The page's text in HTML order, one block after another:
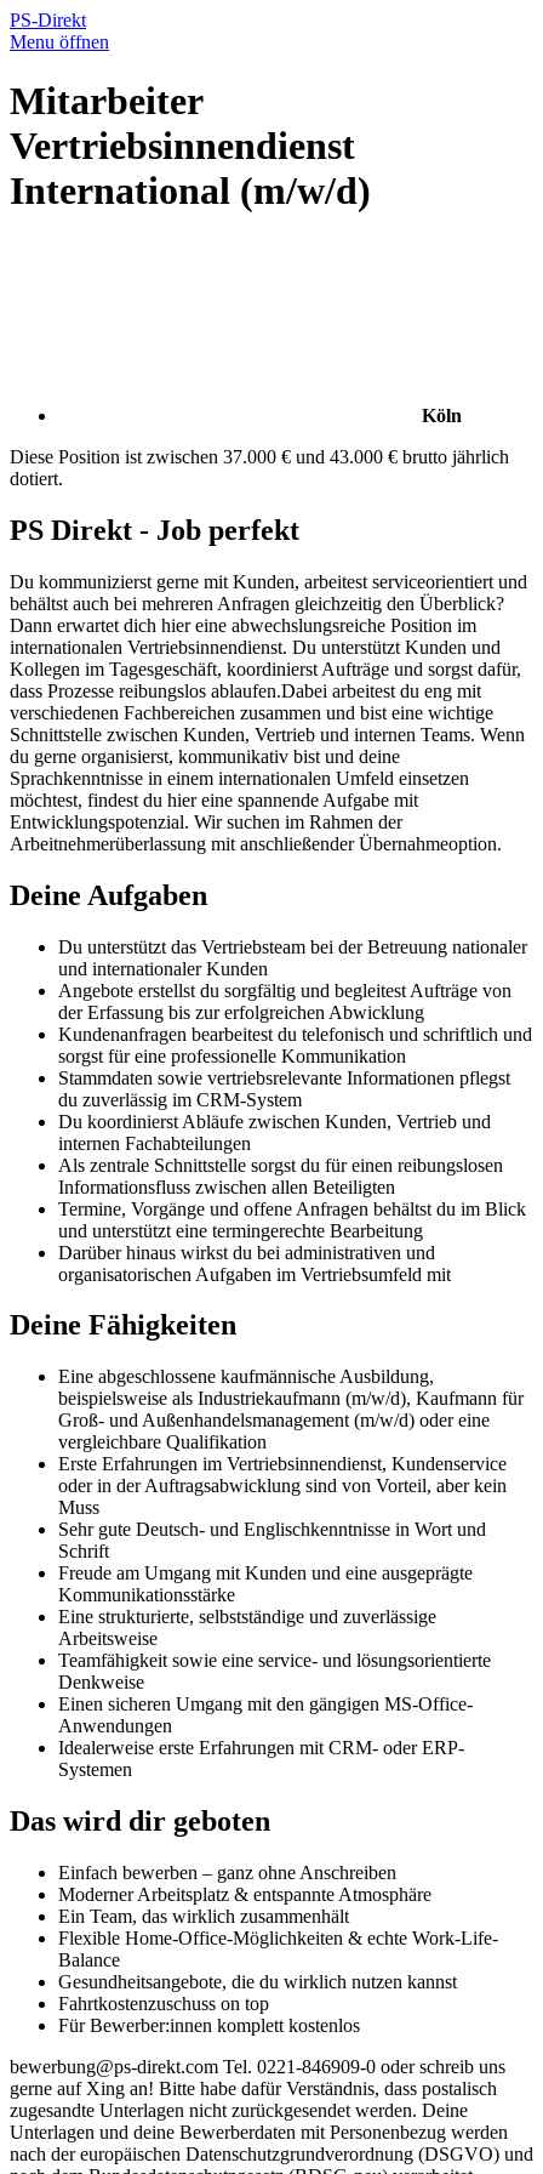
PS-Direkt
Menu öffnen
Mitarbeiter
Vertriebsinnendienst
International (m/w/d)
Köln
Diese Position ist zwischen 37.000 € und 43.000 € brutto jährlich
dotiert.
PS Direkt - Job perfekt
Du kommunizierst gerne mit Kunden, arbeitest serviceorientiert und
behältst auch bei mehreren Anfragen gleichzeitig den Überblick?
Dann erwartet dich hier eine abwechslungsreiche Position im
internationalen Vertriebsinnendienst. Du unterstützt Kunden und
Kollegen im Tagesgeschäft, koordinierst Aufträge und sorgst dafür,
dass Prozesse reibungslos ablaufen.Dabei arbeitest du eng mit
verschiedenen Fachbereichen zusammen und bist eine wichtige
Schnittstelle zwischen Kunden, Vertrieb und internen Teams. Wenn
du gerne organisierst, kommunikativ bist und deine
Sprachkenntnisse in einem internationalen Umfeld einsetzen
möchtest, findest du hier eine spannende Aufgabe mit
Entwicklungspotenzial. Wir suchen im Rahmen der
Arbeitnehmerüberlassung mit anschließender Übernahmeoption.
Deine Aufgaben
Du unterstützt das Vertriebsteam bei der Betreuung nationaler
und internationaler Kunden
Angebote erstellst du sorgfältig und begleitest Aufträge von
der Erfassung bis zur erfolgreichen Abwicklung
Kundenanfragen bearbeitest du telefonisch und schriftlich und
sorgst für eine professionelle Kommunikation
Stammdaten sowie vertriebsrelevante Informationen pflegst
du zuverlässig im CRM-System
Du koordinierst Abläufe zwischen Kunden, Vertrieb und
internen Fachabteilungen
Als zentrale Schnittstelle sorgst du für einen reibungslosen
Informationsfluss zwischen allen Beteiligten
Termine, Vorgänge und offene Anfragen behältst du im Blick
und unterstützt eine termingerechte Bearbeitung
Darüber hinaus wirkst du bei administrativen und
organisatorischen Aufgaben im Vertriebsumfeld mit
Deine Fähigkeiten
Eine abgeschlossene kaufmännische Ausbildung,
beispielsweise als Industriekaufmann (m/w/d), Kaufmann für
Groß- und Außenhandelsmanagement (m/w/d) oder eine
vergleichbare Qualifikation
Erste Erfahrungen im Vertriebsinnendienst, Kundenservice
oder in der Auftragsabwicklung sind von Vorteil, aber kein
Muss
Sehr gute Deutsch- und Englischkenntnisse in Wort und
Schrift
Freude am Umgang mit Kunden und eine ausgeprägte
Kommunikationsstärke
Eine strukturierte, selbstständige und zuverlässige
Arbeitsweise
Teamfähigkeit sowie eine service- und lösungsorientierte
Denkweise
Einen sicheren Umgang mit den gängigen MS-Office-
Anwendungen
Idealerweise erste Erfahrungen mit CRM- oder ERP-
Systemen
Das wird dir geboten
Einfach bewerben – ganz ohne Anschreiben
Moderner Arbeitsplatz & entspannte Atmosphäre
Ein Team, das wirklich zusammenhält
Flexible Home-Office-Möglichkeiten & echte Work-Life-
Balance
Gesundheitsangebote, die du wirklich nutzen kannst
Fahrtkostenzuschuss on top
Für Bewerber:innen komplett kostenlos
bewerbung@ps-direkt.com Tel. 0221-846909-0 oder schreib uns
gerne auf Xing an! Bitte habe dafür Verständnis, dass postalisch
zugesandte Unterlagen nicht zurückgesendet werden. Deine
Unterlagen und deine Bewerberdaten mit Personenbezug werden
nach der europäischen Datenschutzgrundverordnung (DSGVO) und